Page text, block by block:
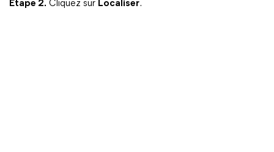
Étape 2. Cliquez sur Localiser.